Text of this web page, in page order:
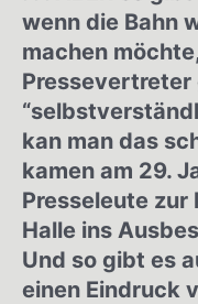
wenn die Bahn
machen
Pressevertreter
kan man das
kamen am 29.
Presseleute zur
Halle ins
Und so gibt es
einen Eindruck